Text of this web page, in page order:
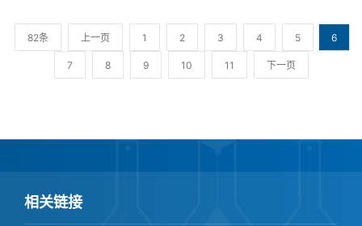
82条 上一页 1 2 3 4 5 6
7 8 9 10 11 下一页
相关链接